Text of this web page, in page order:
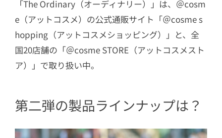
「The Ordinary（オーディナリー）」は、＠cosm
e（アットコスメ）の公式通販サイト「＠cosme s
hopping（アットコスメショッピング）」と、全
国20店舗の「＠cosme STORE（アットコスメスト
ア）」で取り扱い中。
第二弾の製品ラインナップは？